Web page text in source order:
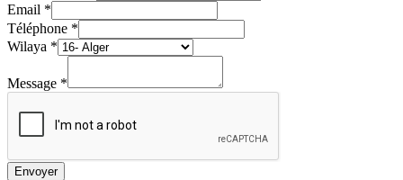
Email *
Téléphone *
Wilaya *
Message *
Envoyer